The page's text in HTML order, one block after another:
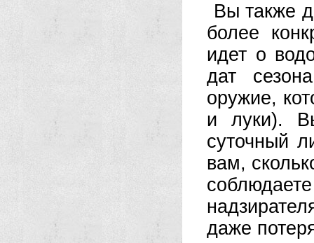
Вы также
более
идет о
дат
оружие,
и луки).
суточный
вам,
даже